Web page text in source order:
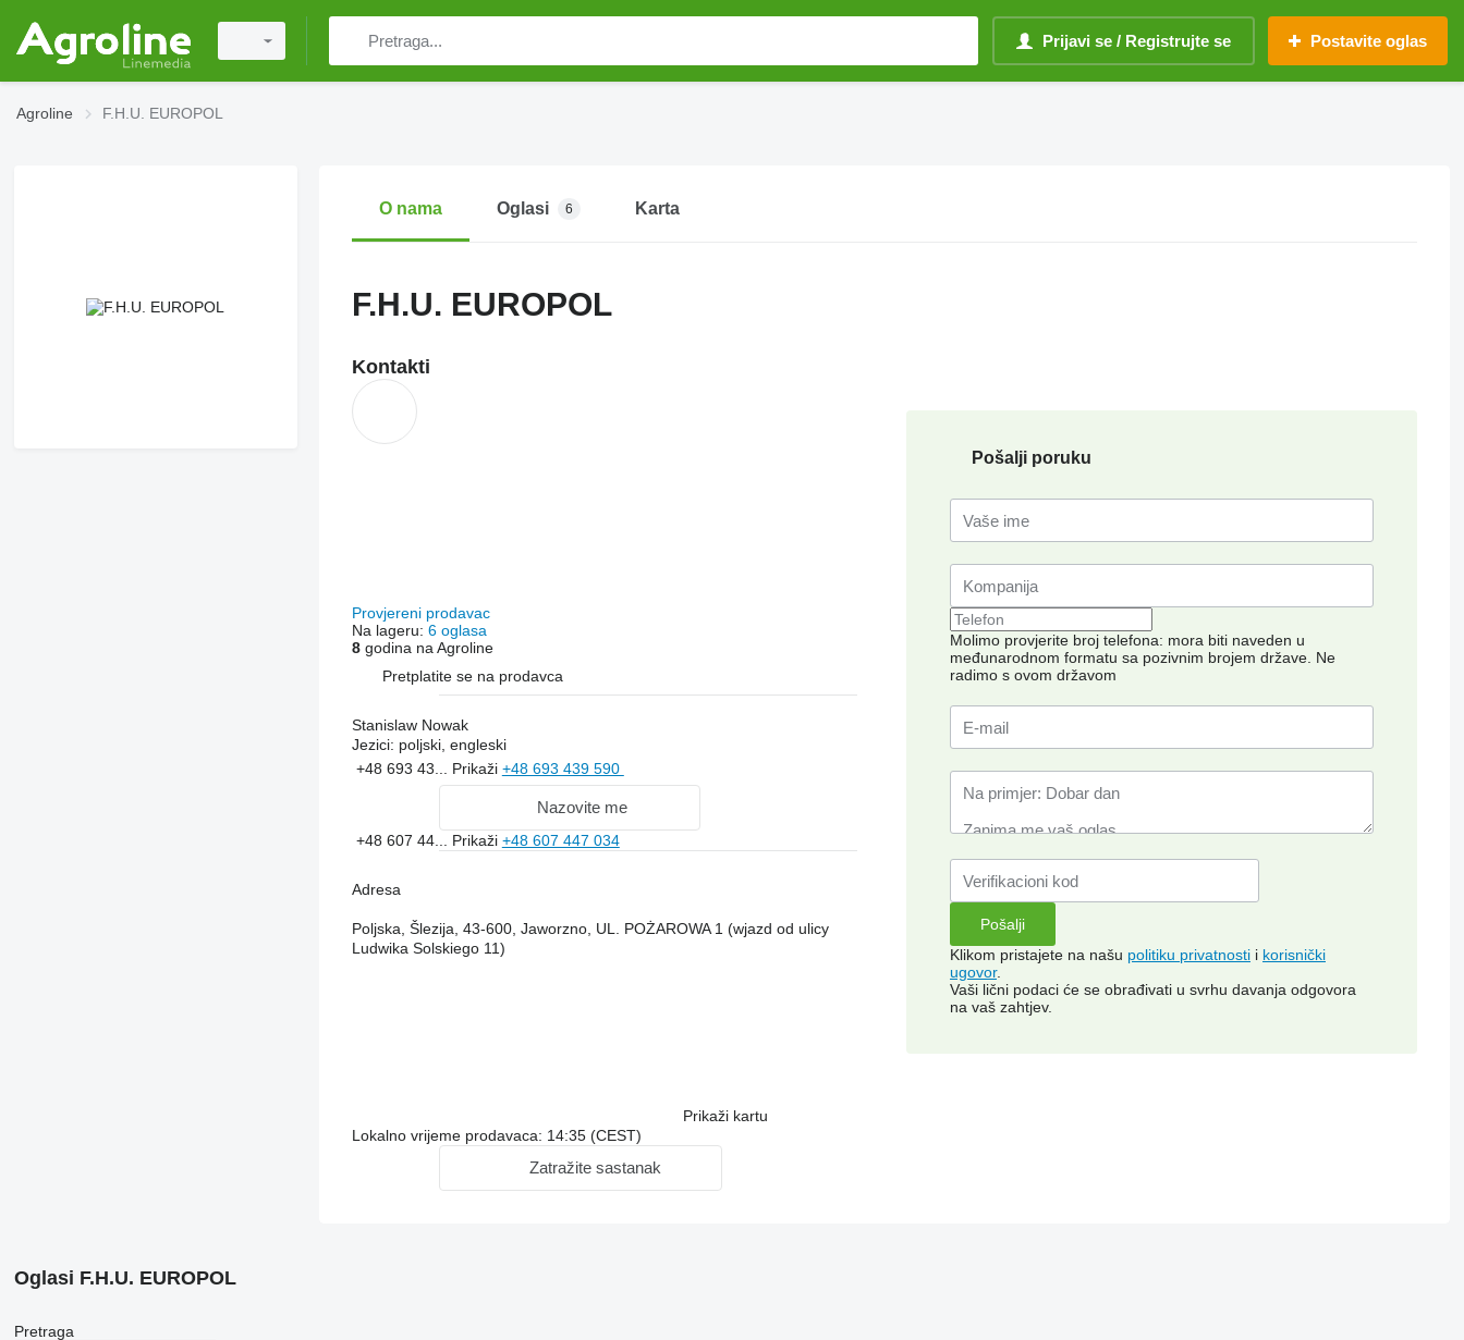
Prijavi se / Registrujte se Postavite oglas
Agroline F.H.U. EUROPOL
O nama Oglasi 6 Karta
F.H.U. EUROPOL
Kontakti
Provjereni prodavac
Na lageru: 6 oglasa
8godina na Agroline
Pretplatite se na prodavca
Stanislaw Nowak
Jezici: poljski, engleski
+48 693 43... Prikaži +48 693 439 590
Nazovite me
+48 607 44... Prikaži +48 607 447 034
Adresa
Poljska, Šlezija, 43-600, Jaworzno, UL. POŻAROWA 1 (wjazd od ulicy
Ludwika Solskiego 11)
Prikaži kartu
Lokalno vrijeme prodavaca: 14:35 (CEST)
Zatražite sastanak
Pošalji poruku
Molimo provjerite broj telefona: mora biti naveden u
međunarodnom formatu sa pozivnim brojem države. Ne
radimo s ovom državom
Klikom pristajete na našu politiku privatnosti i korisnički
ugovor.
Vaši lični podaci će se obrađivati ​​u svrhu davanja odgovora
na vaš zahtjev.
Oglasi F.H.U. EUROPOL
Pretraga